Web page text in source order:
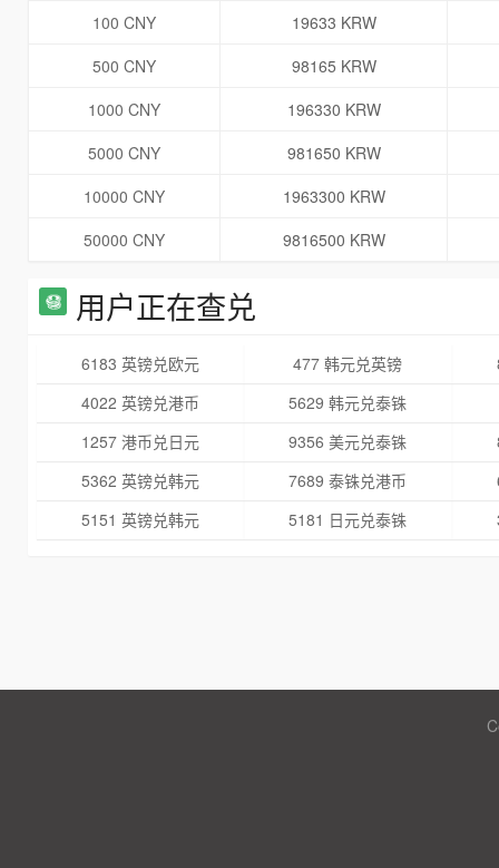
100 CNY
19633 KRW
500 CNY
98165 KRW
1000 CNY
196330 KRW
5000 CNY
981650 KRW
10000 CNY
1963300 KRW
50000 CNY
9816500 KRW
用户正在查兑
6183 英镑兑欧元 477 韩元兑英镑
4022 英镑兑港币
5629 韩元兑泰铢
1257 港币兑日元
9356 美元兑泰铢
5362 英镑兑韩元
7689 泰铢兑港币
5151 英镑兑韩元
5181 日元兑泰铢